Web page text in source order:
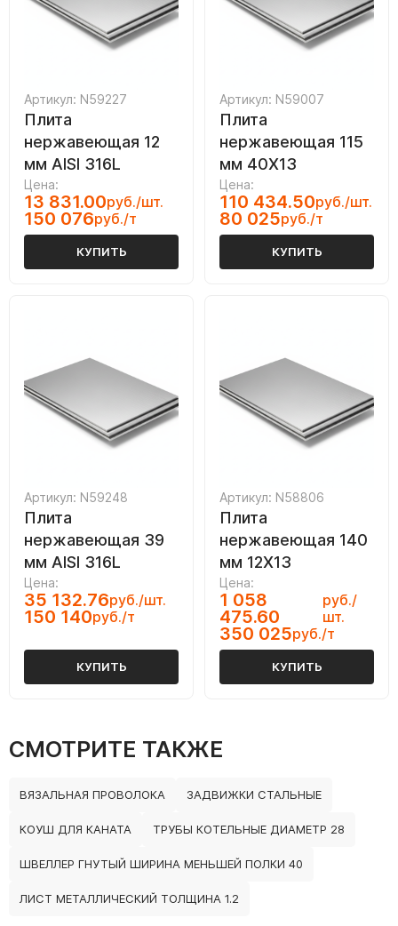
Артикул: N59227
Плита
нержавеющая 12
мм AISI 316L
Цена:
13 831.00руб./шт.
150 076руб./т
КУПИТЬ
Артикул: N59007
Плита
нержавеющая 115
мм 40Х13
Цена:
110 434.50руб./шт.
80 025руб./т
КУПИТЬ
Артикул: N59248
Плита
нержавеющая 39
мм AISI 316L
Цена:
35 132.76руб./шт.
150 140руб./т
КУПИТЬ
Артикул: N58806
Плита
нержавеющая 140
мм 12Х13
Цена:
1 058
475.60
руб./
шт.
350 025руб./т
КУПИТЬ
СМОТРИТЕ ТАКЖЕ
ВЯЗАЛЬНАЯ ПРОВОЛОКА ЗАДВИЖКИ СТАЛЬНЫЕ
КОУШ ДЛЯ КАНАТА ТРУБЫ КОТЕЛЬНЫЕ ДИАМЕТР 28
ШВЕЛЛЕР ГНУТЫЙ ШИРИНА МЕНЬШЕЙ ПОЛКИ 40
ЛИСТ МЕТАЛЛИЧЕСКИЙ ТОЛЩИНА 1.2